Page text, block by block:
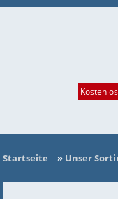
Startseite » Unser